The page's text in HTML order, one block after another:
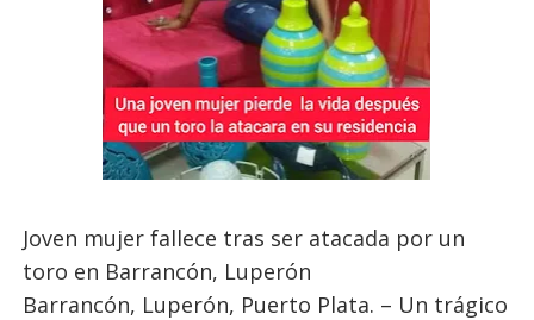
Joven mujer fallece tras ser atacada por un
toro en Barrancón, Luperón
Barrancón, Luperón, Puerto Plata. – Un trágico